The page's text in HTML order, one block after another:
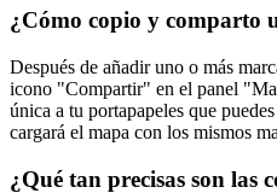
¿Cómo copio y comparto
Después de añadir uno o más
icono "Compartir" en el panel
única a tu portapapeles que
cargará el mapa con los mismos
¿Qué tan precisas son las